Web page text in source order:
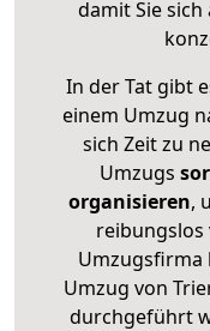
damit Sie
In der Tat gibt
einem Umzug
sich Zeit zu
Umzugs
organisieren,
Umzugsfirma
Umzug von
durchgeführt